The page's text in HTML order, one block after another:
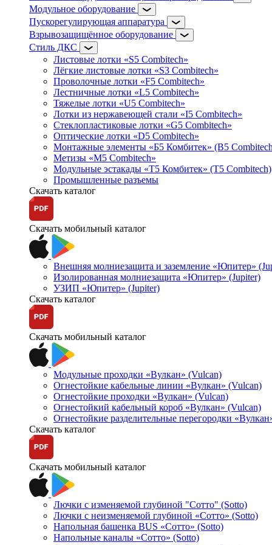
Модульное оборудование
Пускорегулирующая аппаратура
Взрывозащищённое оборудование
Стиль ДКС
Листовые лотки «S5 Combitech»
Лёгкие листовые лотки «S3 Combitech»
Проволочные лотки «F5 Combitech»
Лестничные лотки «L5 Combitech»
Тяжелые лотки «U5 Combitech»
Лотки из нержавеющей стали «I5 Combitech»
Стеклопластиковые лотки «G5 Combitech»
Оптические лотки «D5 Combitech»
Монтажные элементы «Б5 Комбитек» (B5
Метизы «M5 Combitech»
Модульные эстакады «Т5 Комбитек» (T5 Combitech)
Промышленные разъемы
Скачать каталог
Скачать мобильный каталог
Внешняя молниезащита и заземление «Юпитер»
Изолированная молниезащита «Юпитер» (Jupiter)
УЗИП «Юпитер» (Jupiter)
Скачать каталог
Скачать мобильный каталог
Модульные проходки «Вулкан» (Vulcan)
Огнестойкие кабельные линии «Вулкан» (Vulcan)
Огнестойкие проходки «Вулкан» (Vulcan)
Огнестойкий кабельный короб «Вулкан» (Vulcan)
Огнестойкие разделительные перегородки
Скачать каталог
Скачать мобильный каталог
Лючки с изменяемой глубиной "Сотто" (Sotto)
Лючки с неизменяемой глубиной «Сотто» (Sotto)
Напольная башенка BUS «Сотто» (Sotto)
Напольные каналы «Сотто» (Sotto)